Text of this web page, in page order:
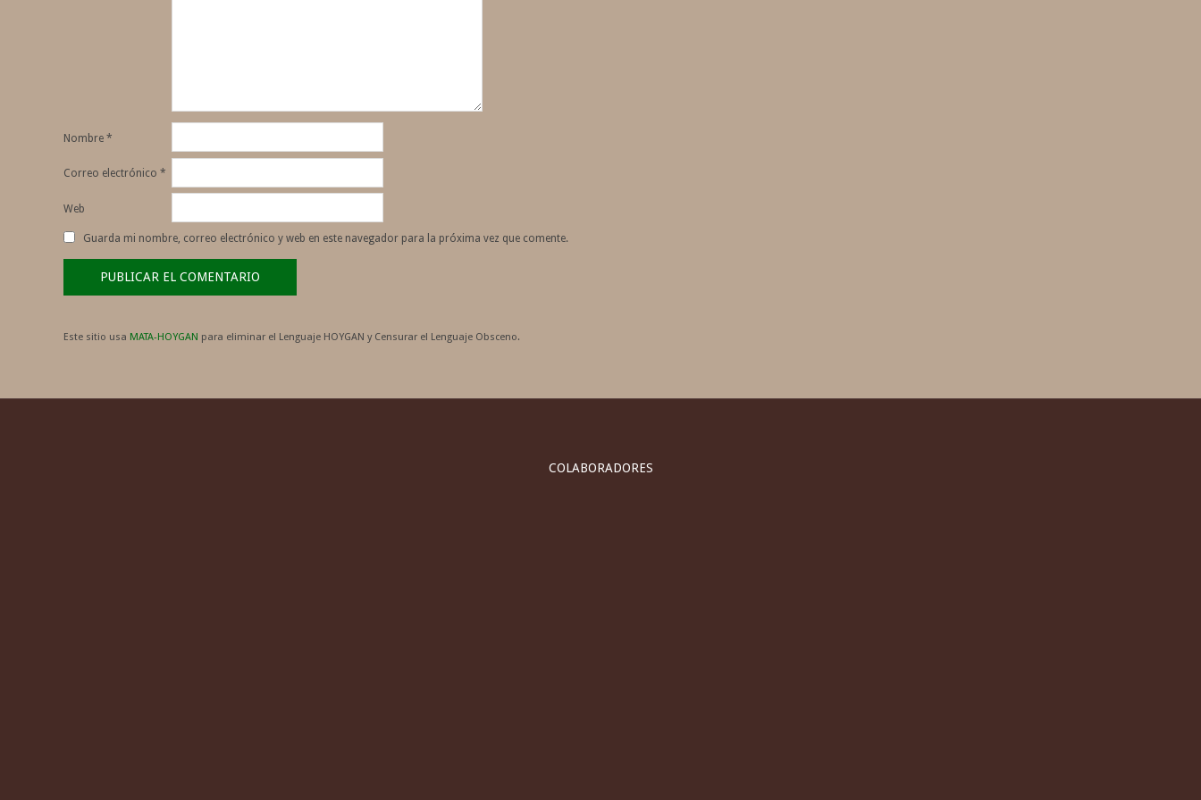
Nombre *
Correo electrónico *
Web
Guarda mi nombre, correo electrónico y web en este navegador para la próxima vez que comente.
Este sitio usa MATA-HOYGAN para eliminar el Lenguaje HOYGAN y Censurar el Lenguaje Obsceno.
COLABORADORES